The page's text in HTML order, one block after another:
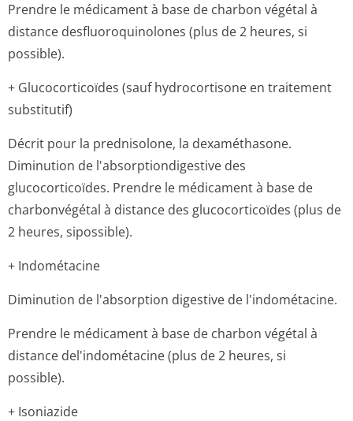
Prendre le médicament à base de charbon végétal à
distance desfluoroquinolones (plus de 2 heures, si
possible).
+ Glucocorticoïdes (sauf hydrocortisone en traitement
substitutif)
Décrit pour la prednisolone, la dexaméthasone.
Diminution de l'absorptiondi­gestive des
glucocorticoïdes. Prendre le médicament à base de
charbonvégétal à distance des glucocorticoïdes (plus de
2 heures, sipossible).
+ Indométacine
Diminution de l'absorption digestive de l'indométacine.
Prendre le médicament à base de charbon végétal à
distance del'indométacine (plus de 2 heures, si
possible).
+ Isoniazide